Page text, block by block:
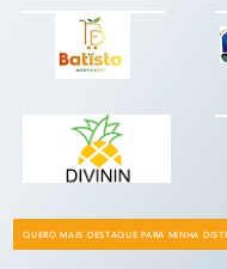
QUERO MAIS DESTAQUE PARA MINHA